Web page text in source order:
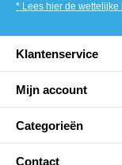
* Lees hier de wettelijke
Klantenservice
Mijn account
Categorieën
Contact